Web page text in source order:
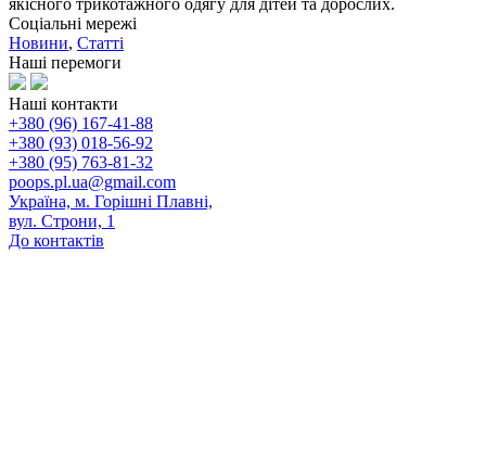
Соціальні мережі
Новини, Статті
Наші перемоги
Наші контакти
+380 (96) 167-41-88
+380 (93) 018-56-92
+380 (95) 763-81-32
poops.pl.ua@gmail.com
Україна, м. Горішні Плавні,
вул. Строни, 1
До контактів